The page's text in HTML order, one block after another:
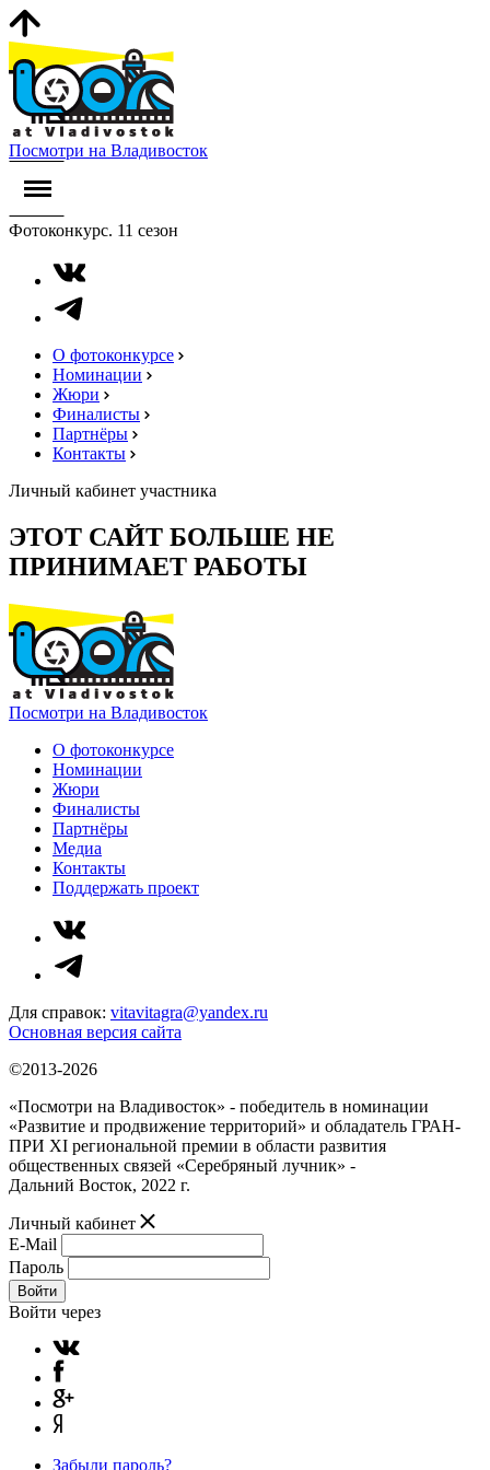
Посмотри на Владивосток
Фотоконкурс. 11 сезон
О фотоконкурсе
Номинации
Жюри
Финалисты
Партнёры
Контакты
Личный кабинет участника
ЭТОТ САЙТ БОЛЬШЕ НЕ
ПРИНИМАЕТ РАБОТЫ
Посмотри на Владивосток
О фотоконкурсе
Номинации
Жюри
Финалисты
Партнёры
Медиа
Контакты
Поддержать проект
Для справок: vitavitagra@yandex.ru
Основная версия сайта
©2013-2026
«Посмотри на Владивосток» - победитель в номинации
«Развитие и продвижение территорий» и обладатель ГРАН-
ПРИ XI региональной премии в области развития
общественных связей «Серебряный лучник» -
Дальний Восток, 2022 г.
Личный кабинет
E-Mail
Пароль
Войти
Войти через
Забыли пароль?